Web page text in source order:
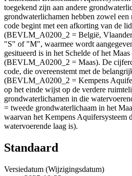
toegekend zijn aan andere
grondwaterlichamen hebben zowel een
code begint met een afkorting van de
(BEVLM_A0200_2 = België,
"S" of "M", waarmee wordt
gesitueerd is in het Schelde of het
(BEVLM_A0200_2 = Maas). De
code, die overeenstemt met de
(BEVLM_A0200_2 = Kempens
op het einde wijst op de verdere
grondwaterlichamen in die
= tweede grondwaterlichaam in het
waarvan het Kempens Aquifersysteem
watervoerende laag is).
Standaard
Versiedatum (Wijzigingsdatum)